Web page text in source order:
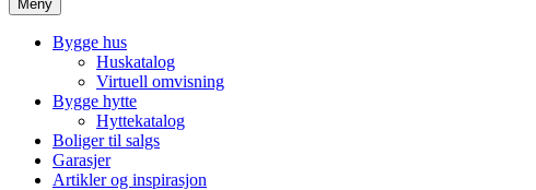
Meny
Bygge hus
Huskatalog
Virtuell omvisning
Bygge hytte
Hyttekatalog
Boliger til salgs
Garasjer
Artikler og inspirasjon